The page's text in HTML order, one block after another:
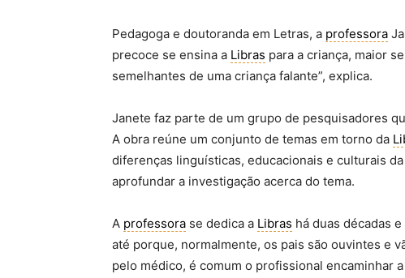
Pedagoga e doutoranda em Letras, a professora
precoce se ensina a Libras para a criança, maior
semelhantes de uma criança falante”, explica.
Janete faz parte de um grupo de pesquisadores
A obra reúne um conjunto de temas em torno da
diferenças linguísticas, educacionais e culturais da
aprofundar a investigação acerca do tema.
A professora se dedica a Libras há duas décadas
até porque, normalmente, os pais são ouvintes e
pelo médico, é comum o profissional encaminhar